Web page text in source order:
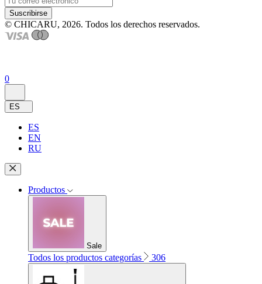
Suscribirse
© CHICARU, 2026. Todos los derechos reservados.
0
ES
ES
EN
RU
Productos
Sale
Todos los productos categorías 306